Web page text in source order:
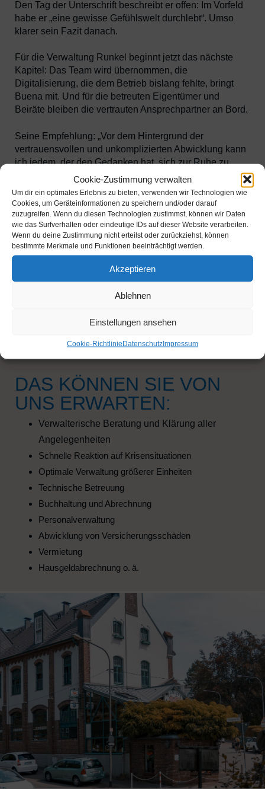
Cookie-Zustimmung verwalten
Um dir ein optimales Erlebnis zu bieten, verwenden wir Technologien wie
Cookies, um Geräteinformationen zu speichern und/oder darauf
zuzugreifen. Wenn du diesen Technologien zustimmst, können wir Daten
wie das Surfverhalten oder eindeutige IDs auf dieser Website verarbeiten.
Wenn du deine Zustimmung nicht erteilst oder zurückziehst, können
bestimmte Merkmale und Funktionen beeinträchtigt werden.
Akzeptieren
Ablehnen
Einstellungen ansehen
Cookie-RichtlinieDatenschutzImpressum
Den Tag der Unterschrift beschreibt er offen: Im Vorfeld
habe er „eine gewisse Gefühlswelt durchlebt“. Umso
klarer sein Fazit danach.
Für die Verwaltung Runkel beginnt jetzt das nächste
Kapitel: Das Team wird übernommen, die
Digitalisierung, die dem Betrieb bislang fehlte, bringt
Buena mit. Und für die betreuten Eigentümer und
Beiräte bleiben die vertrauten Ansprechpartner an Bord.
Seine Empfehlung: „Vor dem Hintergrund der
vertrauensvollen und unkomplizierten Abwicklung kann
ich jedem, der den Gedanken hat, sich zur Ruhe zu
setzen und sein Unternehmen zu übertragen, nur
empfehlen, sich mit Buena in Verbindung zu setzen.“
Gunnar Holz, Geschäftsführer
KONTAKTIEREN SIE UNS
DAS KÖNNEN SIE VON
UNS ERWARTEN:
Verwalterische Beratung und Klärung aller
Angelegenheiten
Schnelle Reaktion auf Krisensituationen
Optimale Verwaltung größerer Einheiten
Technische Betreuung
Buchhaltung und Abrechnung
Personalverwaltung
Abwicklung von Versicherungsschäden
Vermietung
Hausgeldabrechnung o. ä.